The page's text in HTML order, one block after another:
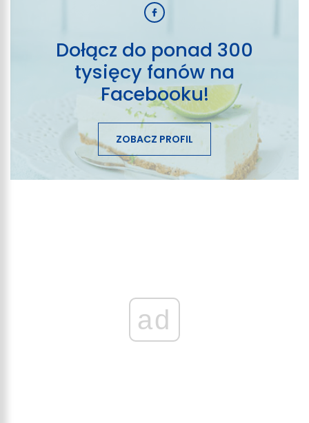
Dołącz do ponad 300
tysięcy fanów na
Facebooku!
ZOBACZ PROFIL
ad